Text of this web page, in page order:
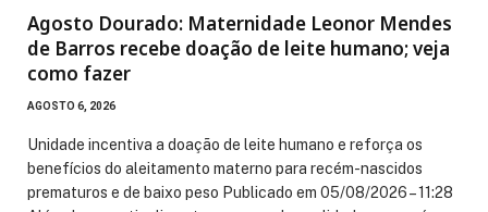
Agosto Dourado: Maternidade Leonor Mendes
de Barros recebe doação de leite humano; veja
como fazer
AGOSTO 6, 2026
Unidade incentiva a doação de leite humano e reforça os
benefícios do aleitamento materno para recém-nascidos
prematuros e de baixo peso Publicado em 05/08/2026 – 11:28